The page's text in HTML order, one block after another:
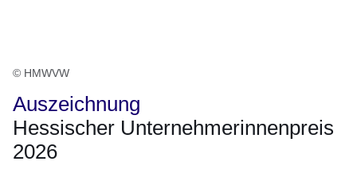
© HMWVW
Auszeichnung
Hessischer Unternehmerinnenpreis
2026